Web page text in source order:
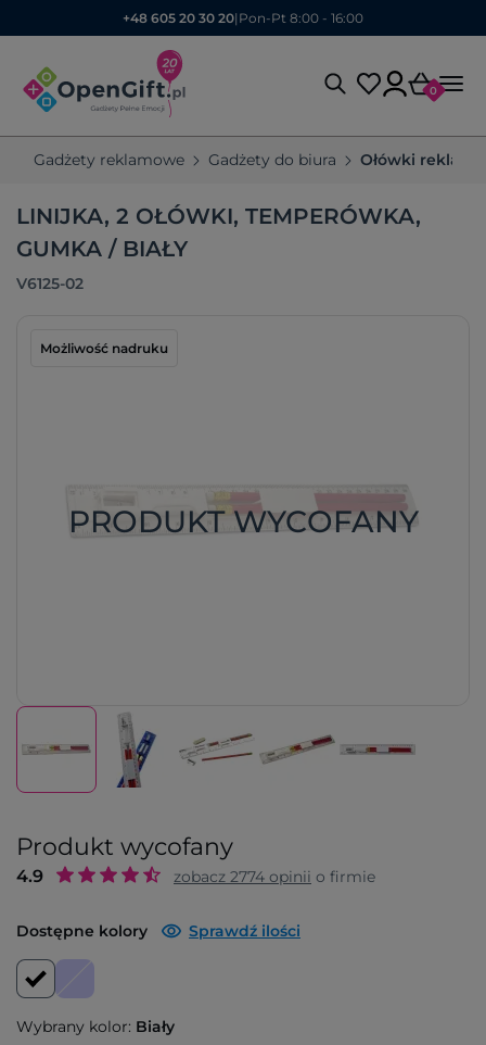
+48 605 20 30 20| Pon-Pt 8:00 - 16:00
0
Gadżety reklamowe Gadżety do biura Ołówki
LINIJKA, 2 OŁÓWKI, TEMPERÓWKA,
GUMKA / BIAŁY
V6125-02
Możliwość nadruku
PRODUKT WYCOFANY
Produkt wycofany
4.9 zobacz 2774 opinii o firmie
Dostępne kolory Sprawdź ilości
Wybrany kolor: Biały